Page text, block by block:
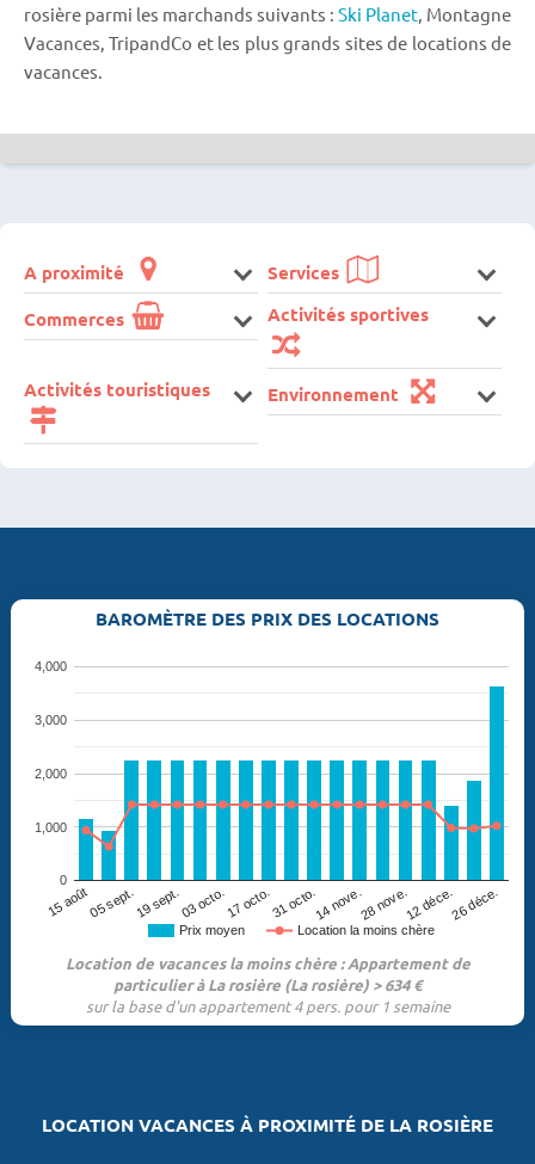
rosière parmi les marchands suivants : Ski Planet , Montagne
Vacances, TripandCo et les plus grands sites de locations de
vacances.
A proximité
Services
Commerces
Activités sportives
Activités touristiques Environnement
BAROMÈTRE DES PRIX DES LOCATIONS
Prix moyen Location la moins chère
15 août05 sept.19 sept.03 octo.17 octo.31 octo.14 nove.28 nove.12 déce.26 déce.
0
1,000
2,000
3,000
4,000
Location de vacances la moins chère : Appartement de
particulier à La rosière (La rosière) > 634 €
sur la base d'un appartement 4 pers. pour 1 semaine
LOCATION VACANCES À PROXIMITÉ DE LA ROSIÈRE